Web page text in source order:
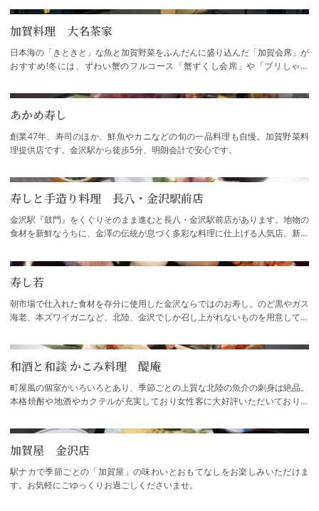
加賀料理 大名茶家
日本海の「きときと」な魚と加賀野菜をふんだんに盛り込んだ「加賀会席」が
おすすめ!冬には、ずわい蟹のフルコース「蟹ずくし会席」や「ブリしゃぶ
あかめ寿し
創業47年、寿司のほか、鮮魚やカニなどの旬の一品料理も自慢。加賀野菜料
理提供店です。金沢駅から徒歩5分、明朗会計で安心です。
寿しと手造り料理 長八・金沢駅前店
金沢駅『鼓門』をくぐりそのまま進むと長八・金沢駅前店があります。地物の
食材を新鮮なうちに、金澤の伝統が息づく多彩な料理に仕上げる人気店。新鮮
寿し若
朝市場で仕入れた食材を存分に使用した金沢ならではのお寿し。のど黒やガス
海老、本ズワイガニなど、北陸、金沢でしか召し上がれないものを用意してお
和酒と和談 かこみ料理 醍庵
町屋風の個室がいろいろとあり、季節ごとの上質な北陸の魚介の刺身は絶品。
本格焼酎や地酒やカクテルが充実しており女性客に大好評いただいておりま
加賀屋 金沢店
駅ナカで季節ごとの「加賀屋」の味わいとおもてなしをお楽しみいただけま
す。お気軽にごゆっくりお過ごしくださいませ。